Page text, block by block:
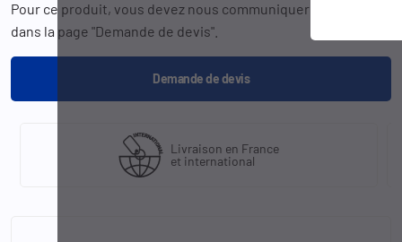
Pour ce produit, vous devez nous communiquer la
dans la page "Demande de devis".
Demande de devis
Livraison en France
et international